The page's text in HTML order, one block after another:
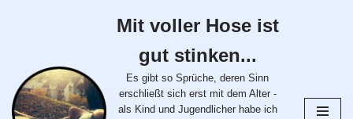
springen
Mit voller Hose ist
gut stinken...
Es gibt so Sprüche, deren Sinn
erschließt sich erst mit dem Alter -
als Kind und Jugendlicher habe ich